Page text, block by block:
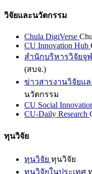
วิจัยและนวัตกรรม
Chula DigiVerse
CU Innovation Hub
สำนักบริหารวิจัยจุ
(สบจ.)
ข่าวสารงานวิจัยแ
นวัตกรรม
CU Social
CU-Daily Research
ทุนวิจัย
ทุนวิจัย ทุนวิจัย
ทุนวิจัยในประเทศ